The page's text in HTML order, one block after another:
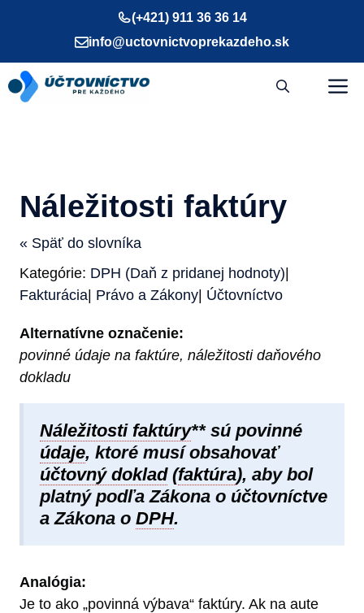
(+421) 911 36 36 14
info@uctovnictvoprekazdeho.sk
Náležitosti faktúry
« Späť do slovníka
Kategórie: DPH (Daň z pridanej hodnoty)|
Fakturácia| Právo a Zákony| Účtovníctvo
Alternatívne označenie:
povinné údaje na faktúre, náležitosti daňového
dokladu
Náležitosti faktúry** sú povinné
údaje, ktoré musí obsahovať
účtovný doklad(faktúra), aby bol
platný podľa Zákona o účtovníctve
a Zákona o DPH.
Analógia:
Je to ako „povinná výbava“ faktúry. Ak na aute